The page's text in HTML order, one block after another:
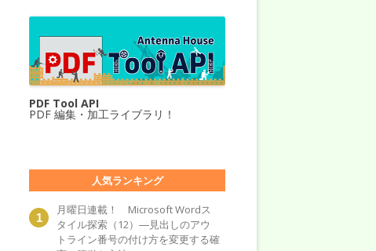
PDF Tool API
PDF 編集・加工ライブラリ！
人気ランキング
月曜日連載！ Microsoft Wordス
タイル探索（12）―見出しのアウ
トライン番号の付け方を変更する確